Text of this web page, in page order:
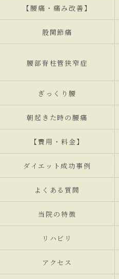
【腰痛・痛み改善】
股関節痛
腰部脊柱管狭窄症
ぎっくり腰
朝起きた時の腰痛
【費用・料金】
ダイエット成功事例
よくある質問
当院の特徴
リハビリ
アクセス